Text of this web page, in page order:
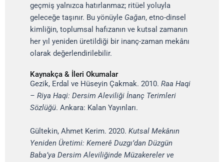
geçmiş yalnızca hatırlanmaz; ritüel yoluyla
geleceğe taşınır. Bu yönüyle Gağan, etno-dinsel
kimliğin, toplumsal hafızanın ve kutsal zamanın
her yıl yeniden üretildiği bir inanç-zaman mekânı
olarak değerlendirilebilir.
Kaynakça & İleri Okumalar
Gezik, Erdal ve Hüseyin Çakmak. 2010. Raa Haqi
– Riya Haqi: Dersim Aleviliği İnanç Terimleri
Sözlüğü. Ankara: Kalan Yayınları.
Gültekin, Ahmet Kerim. 2020. Kutsal Mekânın
Yeniden Üretimi: Kemerê Duzgı’dan Düzgün
Baba’ya Dersim Aleviliğinde Müzakereler ve